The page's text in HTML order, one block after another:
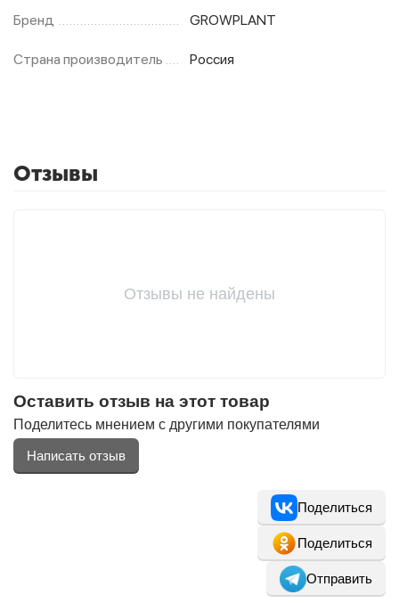
Бренд GROWPLANT
Страна производитель Россия
Отзывы
Отзывы не найдены
Оставить отзыв на этот товар
Поделитесь мнением с другими покупателями
Написать отзыв
Поделиться
Поделиться
Отправить